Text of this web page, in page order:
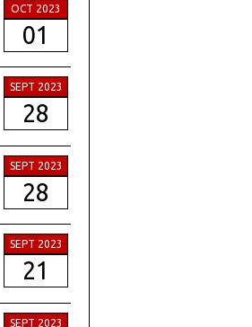
OCT 2023
01
SEPT 2023
28
SEPT 2023
28
SEPT 2023
21
SEPT 2023